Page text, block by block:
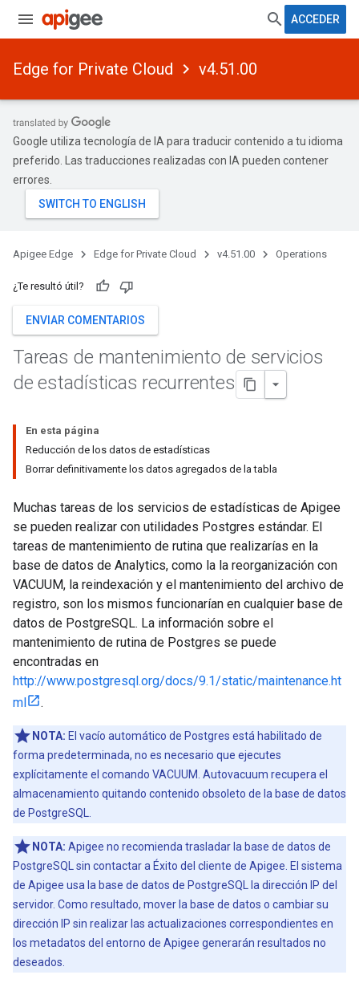
ACCEDER
Edge for Private Cloud v4.51.00
Google utiliza tecnología de IA para traducir contenido a tu idioma
preferido. Las traducciones realizadas con IA pueden contener
errores.
Apigee Edge Edge for Private Cloud v4.51.00 Operations
¿Te resultó útil?
ENVIAR COMENTARIOS
Tareas de mantenimiento de servicios
de estadísticas recurrentes
En esta página
Reducción de los datos de estadísticas
Borrar definitivamente los datos agregados de la tabla
Muchas tareas de los servicios de estadísticas de Apigee
se pueden realizar con utilidades Postgres estándar. El
tareas de mantenimiento de rutina que realizarías en la
base de datos de Analytics, como la la reorganización con
VACUUM, la reindexación y el mantenimiento del archivo de
registro, son los mismos funcionarían en cualquier base de
datos de PostgreSQL. La información sobre el
mantenimiento de rutina de Postgres se puede
encontradas en
http://www.postgresql.org/docs/9.1/static/maintenance.ht
ml
.
NOTA: El vacío automático de Postgres está habilitado de
forma predeterminada, no es necesario que ejecutes
explícitamente el comando VACUUM. Autovacuum recupera el
almacenamiento quitando contenido obsoleto de la base de datos
de PostgreSQL.
NOTA: Apigee no recomienda trasladar la base de datos de
PostgreSQL sin contactar a Éxito del cliente de Apigee. El sistema
de Apigee usa la base de datos de PostgreSQL la dirección IP del
servidor. Como resultado, mover la base de datos o cambiar su
dirección IP sin realizar las actualizaciones correspondientes en
los metadatos del entorno de Apigee generarán resultados no
deseados.